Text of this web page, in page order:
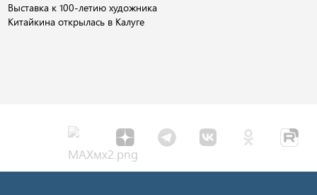
Выставка к 100-летию художника
Китайкина открылась в Калуге